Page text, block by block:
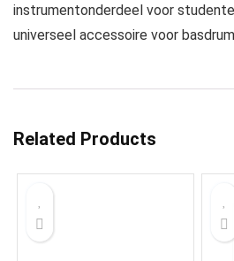
instrumentonderdeel voor
universeel accessoire voor
Related Products